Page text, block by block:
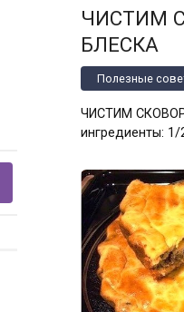
ЧИСТИМ
БЛЕСКА
Полезные
ЧИСТИМ
ингредиенты: 1/